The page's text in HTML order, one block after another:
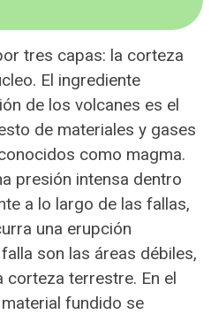
tres capas: la corteza
El ingrediente
de los volcanes es el
de materiales y gases
como magma.
presión intensa dentro
a lo largo de las fallas,
una erupción
son las áreas débiles,
corteza terrestre. En el
fundido se